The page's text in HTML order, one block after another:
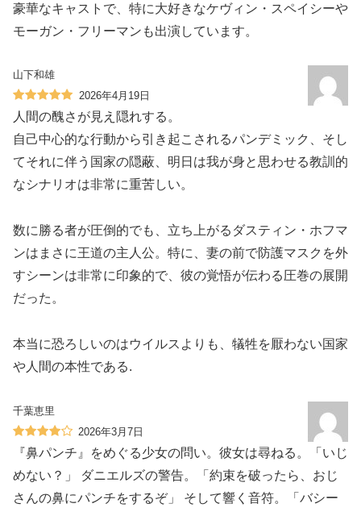
豪華なキャストで、特に大好きなケヴィン・スペイシーや
モーガン・フリーマンも出演しています。
山下和雄
2026年4月19日
人間の醜さが見え隠れする。
自己中心的な行動から引き起こされるパンデミック、そし
てそれに伴う国家の隠蔽、明日は我が身と思わせる教訓的
なシナリオは非常に重苦しい。
数に勝る者が圧倒的でも、立ち上がるダスティン・ホフマ
ンはまさに王道の主人公。特に、妻の前で防護マスクを外
すシーンは非常に印象的で、彼の覚悟が伝わる圧巻の展開
だった。
本当に恐ろしいのはウイルスよりも、犠牲を厭わない国家
や人間の本性である.
千葉恵里
2026年3月7日
『鼻パンチ』をめぐる少女の問い。彼女は尋ねる。「いじ
めない？」 ダニエルズの警告。「約束を破ったら、おじ
さんの鼻にパンチをするぞ」 そして響く音符。「バシー